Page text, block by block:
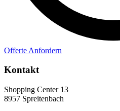
Offerte Anfordern
Kontakt
Shopping Center 13
8957 Spreitenbach